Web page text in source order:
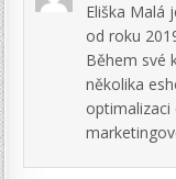
Eliška Malá
od roku
Během své
několika
optimalizaci